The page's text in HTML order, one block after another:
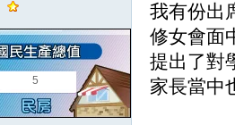
5
我有份出
修女會面
提出了對
家長當中